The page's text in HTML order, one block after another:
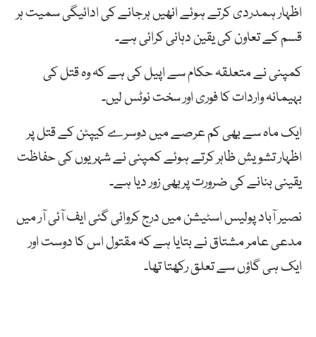
اظہار ہمدردی کرتے ہوئے انھیں ہرجانے کی ادائیگی سمیت ہر
قسم کے تعاون کی یقین دہانی کرائی ہے۔
کمپنی نے متعلقہ حکام سے اپیل کی ہے کہ وہ قتل کی
بہیمانہ واردات کا فوری اور سخت نوٹس لیں۔
ایک ماہ سے بھی کم عرصے میں دوسرے کیپٹن کے قتل پر
اظہار تشویش ظاہر کرتے ہوئے کمپنی نے شہریوں کی حفاظت
یقینی بنانے کی ضرورت پربھی زور دیا ہے۔
نصیر آباد پولیس اسٹیشن میں درج کروائی گئی ایف آئی آر میں
مدعی عامر مشتاق نے بتایا ہے کہ مقتول اس کا دوست اور
ایک ہی گاؤں سے تعلق رکھتا تھا۔